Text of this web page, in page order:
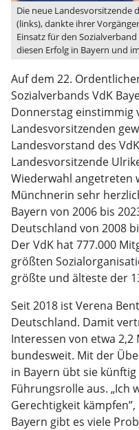
Die neue Landesvorsitzende
(links), dankte ihrer
Einsatz für den
diesen Erfolg in Bayern und
Auf dem 22.
Sozialverbands VdK
Donnerstag einstimmig
Landesvorsitzenden
Landesvorstand des
Landesvorsitzende
Wiederwahl angetreten
Münchnerin sehr
Bayern von 2006 bis
Deutschland von 2008
Der VdK hat 777.000
größten
größte und älteste der
Seit 2018 ist Verena
Deutschland. Damit
Interessen von etwa
bundesweit. Mit der
in Bayern übt sie
Führungsrolle aus. „Ich
Gerechtigkeit
Bayern gibt es viele